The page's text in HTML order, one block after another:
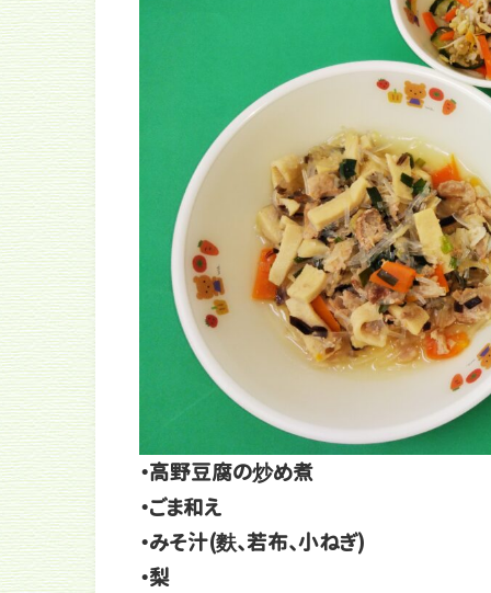
・高野豆腐の炒め煮
・ごま和え
・みそ汁(麩、若布、小ねぎ)
・梨